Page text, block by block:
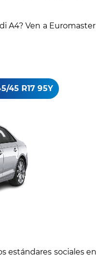
Ven a
45 R17 95Y
sociales